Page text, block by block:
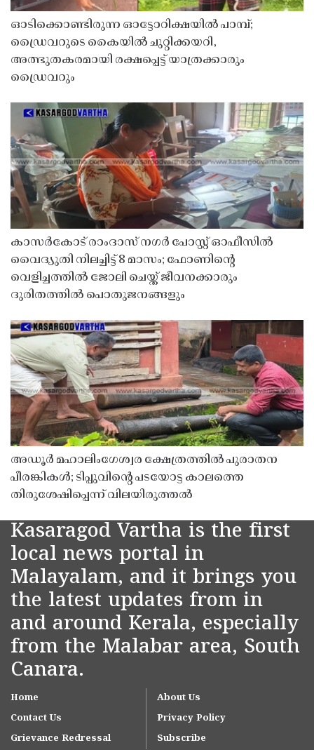
ഓടിക്കൊണ്ടിരുന്ന ഓട്ടോറിക്ഷയിൽ പാമ്പ്;
ഡ്രൈവറുടെ കൈയിൽ ചുറ്റിക്കയറി,
അത്ഭുതകരമായി രക്ഷപ്പെട്ട് യാത്രക്കാരും
ഡ്രൈവറും
കാസർകോട് രാംദാസ് നഗർ പോസ്റ്റ് ഓഫീസിൽ
വൈദ്യുതി നിലച്ചിട്ട് 8 മാസം; ഫോണിൻ്റെ
വെളിച്ചത്തിൽ ജോലി ചെയ്ത് ജീവനക്കാരും
ദുരിതത്തിൽ പൊതുജനങ്ങളും
അഡൂർ മഹാലിംഗേശ്വര ക്ഷേത്രത്തിൽ പുരാതന
പീരങ്കികൾ; ടിപ്പുവിൻ്റെ പടയോട്ട കാലത്തെ
തിരുശേഷിപ്പെന്ന് വിലയിരുത്തൽ
Kasaragod Vartha is the first
local news portal in
Malayalam, and it brings you
the latest updates from in
and around Kerala, especially
from the Malabar area, South
Canara.
Home
About Us
Contact Us
Privacy Policy
Grievance Redressal
Subscribe